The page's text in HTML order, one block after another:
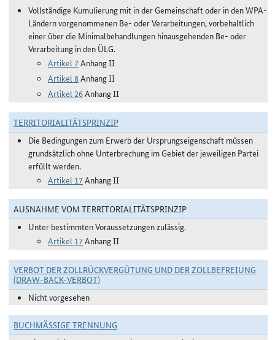
Vollständige Kumulierung mit in der Gemeinschaft oder in den WPA-
Ländern vorgenommenen Be- oder Verarbeitungen, vorbehaltlich
einer über die Minimalbehandlungen hinausgehenden Be- oder
Verarbeitung in den ÜLG.
Artikel 7Anhang II
Artikel 8Anhang II
Artikel 26Anhang II
TERRITORIALITÄTSPRINZIP
Die Bedingungen zum Erwerb der Ursprungseigenschaft müssen
grundsätzlich ohne Unterbrechung im Gebiet der jeweiligen Partei
erfüllt werden.
Artikel 17Anhang II
AUSNAHME VOM TERRITORIALITÄTSPRINZIP
Unter bestimmten Voraussetzungen zulässig.
Artikel 17Anhang II
VERBOT DER ZOLLRÜCKVERGÜTUNG UND DER ZOLLBEFREIUNG
(DRAW-BACK-VERBOT)
Nicht vorgesehen
BUCHMÄSSIGE TRENNUNG